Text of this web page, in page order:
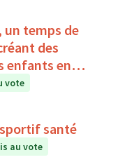
un temps de
des
enfants en
vote
santé
au vote